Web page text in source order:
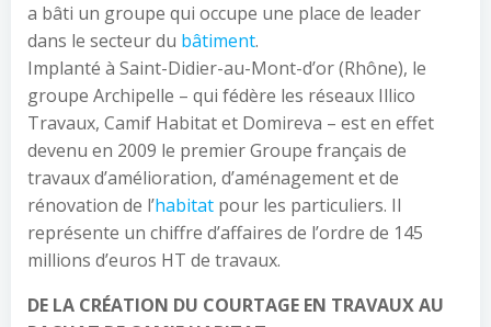
a bâti un groupe qui occupe une place de leader
dans le secteur du bâtiment.
Implanté à Saint-Didier-au-Mont-d’or (Rhône), le
groupe Archipelle – qui fédère les réseaux Illico
Travaux, Camif Habitat et Domireva – est en effet
devenu en 2009 le premier Groupe français de
travaux d’amélioration, d’aménagement et de
rénovation de l’habitat pour les particuliers. Il
représente un chiffre d’affaires de l’ordre de 145
millions d’euros HT de travaux.
DE LA CRÉATION DU COURTAGE EN TRAVAUX AU